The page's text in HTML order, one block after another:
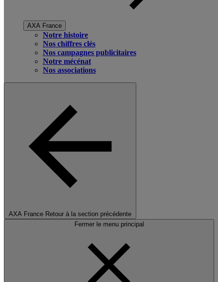
AXA France
Notre histoire
Nos chiffres clés
Nos campagnes publicitaires
Notre mécénat
Nos associations
AXA France Retour à la section précédente
Fermer le menu principal